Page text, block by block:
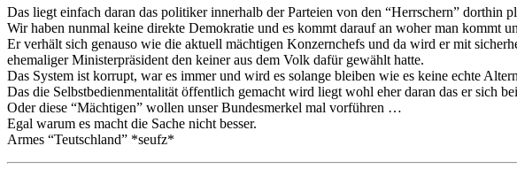
Das liegt einfach daran das politiker innerhalb der Parteien von den “Herrschern” dorthin
Wir haben nunmal keine direkte Demokratie und es kommt darauf an woher man kommt
Er verhält sich genauso wie die aktuell mächtigen Konzernchefs und da wird er mit
ehemaliger Ministerpräsident den keiner aus dem Volk dafür gewählt hatte.
Das System ist korrupt, war es immer und wird es solange bleiben wie es keine echte
Das die Selbstbedienmentalität öffentlich gemacht wird liegt wohl eher daran das er sich
Oder diese “Mächtigen” wollen unser Bundesmerkel mal vorführen …
Egal warum es macht die Sache nicht besser.
Armes “Teutschland” *seufz*